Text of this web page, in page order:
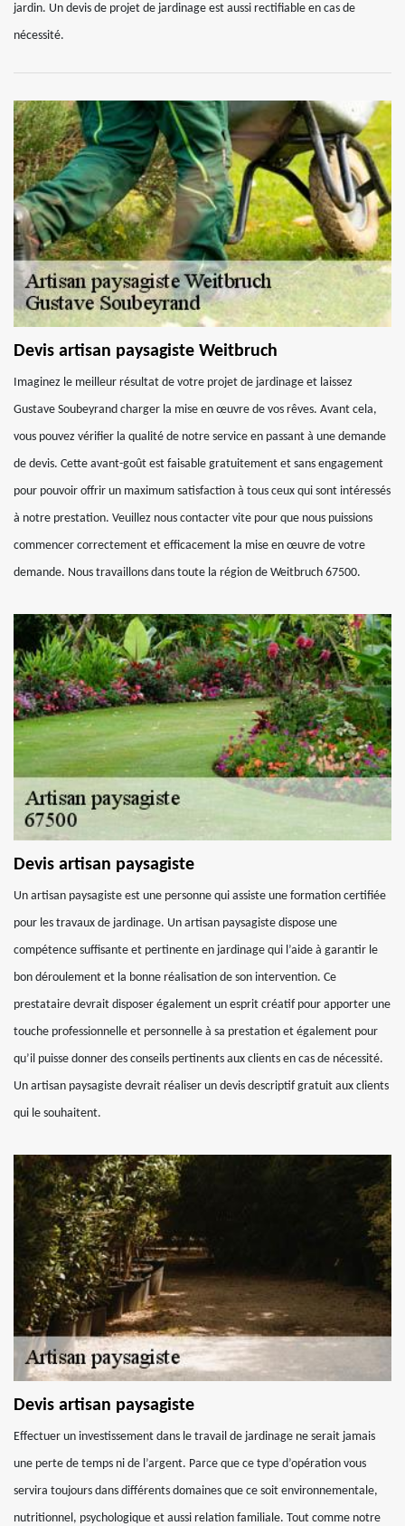
jardin. Un devis de projet de jardinage est aussi rectifiable en cas de
nécessité.
Devis artisan paysagiste Weitbruch
Imaginez le meilleur résultat de votre projet de jardinage et laissez
Gustave Soubeyrand charger la mise en œuvre de vos rêves. Avant cela,
vous pouvez vérifier la qualité de notre service en passant à une demande
de devis. Cette avant-goût est faisable gratuitement et sans engagement
pour pouvoir offrir un maximum satisfaction à tous ceux qui sont intéressés
à notre prestation. Veuillez nous contacter vite pour que nous puissions
commencer correctement et efficacement la mise en œuvre de votre
demande. Nous travaillons dans toute la région de Weitbruch 67500.
Devis artisan paysagiste
Un artisan paysagiste est une personne qui assiste une formation certifiée
pour les travaux de jardinage. Un artisan paysagiste dispose une
compétence suffisante et pertinente en jardinage qui l’aide à garantir le
bon déroulement et la bonne réalisation de son intervention. Ce
prestataire devrait disposer également un esprit créatif pour apporter une
touche professionnelle et personnelle à sa prestation et également pour
qu’il puisse donner des conseils pertinents aux clients en cas de nécessité.
Un artisan paysagiste devrait réaliser un devis descriptif gratuit aux clients
qui le souhaitent.
Devis artisan paysagiste
Effectuer un investissement dans le travail de jardinage ne serait jamais
une perte de temps ni de l’argent. Parce que ce type d’opération vous
servira toujours dans différents domaines que ce soit environnementale,
nutritionnel, psychologique et aussi relation familiale. Tout comme notre